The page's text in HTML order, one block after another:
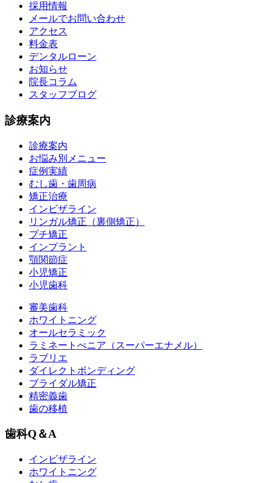
採用情報
メールでお問い合わせ
アクセス
料金表
デンタルローン
お知らせ
院長コラム
スタッフブログ
診療案内
診療案内
お悩み別メニュー
症例実績
むし歯・歯周病
矯正治療
インビザライン
リンガル矯正（裏側矯正）
プチ矯正
インプラント
顎関節症
小児矯正
小児歯科
審美歯科
ホワイトニング
オールセラミック
ラミネートべニア （スーパーエナメル）
ラブリエ
ダイレクトボンディング
ブライダル矯正
精密義歯
歯の移植
歯科Q＆A
インビザライン
ホワイトニング